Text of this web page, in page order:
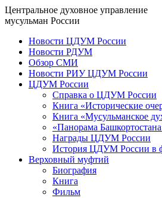
Центральное духовное управление
мусульман России
Новости ЦДУМ России
Новости РДУМ
Обзор СМИ
Новости РИУ ЦДУМ России
ЦДУМ России
Справка о ЦДУМ России
Книга «Исторические
Книга «Мусульманское
«Панорама
Награды ЦДУМ России
История ЦДУМ России в
Верховный муфтий
Биография
Книга
Фильм